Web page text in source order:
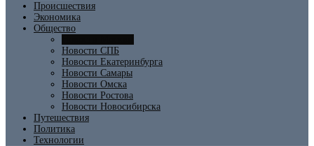
Происшествия
Экономика
Общество
Новости СПБ
Новости Екатеринбурга
Новости Самары
Новости Омска
Новости Ростова
Новости Новосибирска
Путешествия
Политика
Технологии